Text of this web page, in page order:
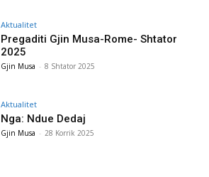
Aktualitet
Pregaditi Gjin Musa-Rome- Shtator
2025
Gjin Musa - 8 Shtator 2025
Aktualitet
Nga: Ndue Dedaj
Gjin Musa - 28 Korrik 2025